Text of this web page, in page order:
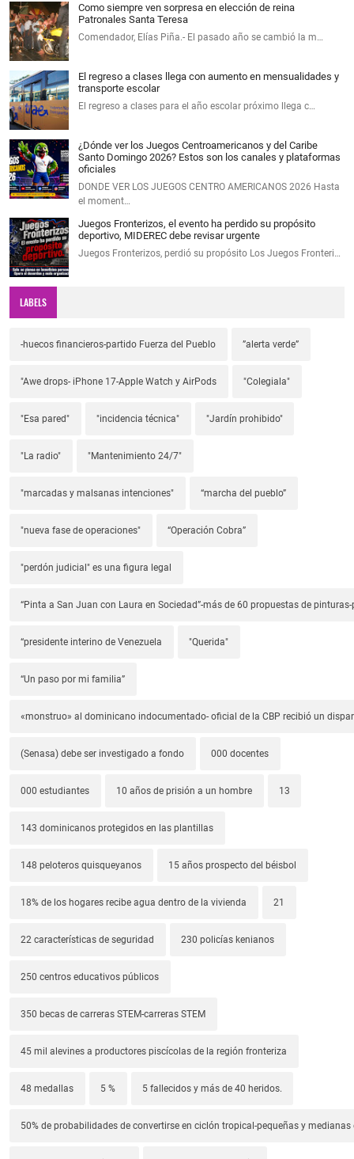
Como siempre ven sorpresa en elección de reina
Patronales Santa Teresa
Comendador, Elías Piña.- El pasado año se cambió la m…
El regreso a clases llega con aumento en mensualidades y
transporte escolar
El regreso a clases para el año escolar próximo llega c…
¿Dónde ver los Juegos Centroamericanos y del Caribe
Santo Domingo 2026? Estos son los canales y plataformas
oficiales
DONDE VER LOS JUEGOS CENTRO AMERICANOS 2026 Hasta
el moment…
Juegos Fronterizos, el evento ha perdido su propósito
deportivo, MIDEREC debe revisar urgente
Juegos Fronterizos, perdió su propósito Los Juegos Fronteri…
LABELS
-huecos financieros-partido Fuerza del Pueblo ”alerta verde”
"Awe drops- iPhone 17-Apple Watch y AirPods "Colegiala"
"Esa pared" "incidencia técnica" "Jardín prohibido"
"La radio" "Mantenimiento 24/7"
"marcadas y malsanas intenciones" “marcha del pueblo”
"nueva fase de operaciones" “Operación Cobra”
"perdón judicial" es una figura legal
“Pinta a San Juan con Laura en Sociedad”-más de 60 propuestas de
“presidente interino de Venezuela "Querida"
“Un paso por mi familia”
«monstruo» al dominicano indocumentado- oficial de la CBP recibió un
(Senasa) debe ser investigado a fondo 000 docentes
000 estudiantes 10 años de prisión a un hombre 13
143 dominicanos protegidos en las plantillas
148 peloteros quisqueyanos 15 años prospecto del béisbol
18% de los hogares recibe agua dentro de la vivienda 21
22 características de seguridad 230 policías kenianos
250 centros educativos públicos
350 becas de carreras STEM-carreras STEM
45 mil alevines a productores piscícolas de la región fronteriza
48 medallas 5 % 5 fallecidos y más de 40 heridos.
50% de probabilidades de convertirse en ciclón tropical-pequeñas y